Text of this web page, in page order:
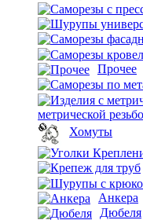
Прочее
метрической
Хомуты
Анкера
Дюбеля